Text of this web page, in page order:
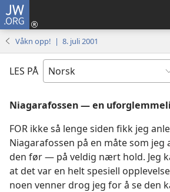
JW.ORG
Våkn opp! | 8. juli 2001
LES PÅ
Niagarafossen — en
FOR ikke så lenge siden fikk jeg
Niagarafossen på en måte som jeg
den før — på veldig nært hold. Jeg
at det var en helt spesiell
noen venner drog jeg for å se den